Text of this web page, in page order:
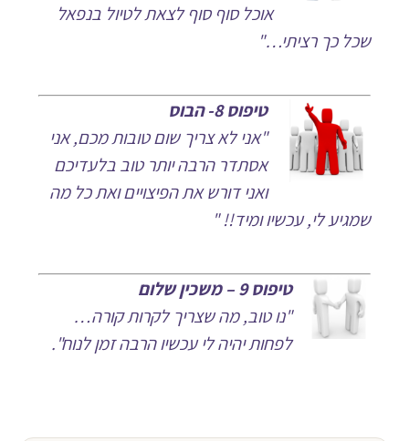
אוכל סוף סוף לצאת לטיול בנפאל
שכל כך רציתי…"
טיפוס 8- הבוס
"אני לא צריך שום טובות מכם, אני
אסתדר הרבה יותר טוב בלעדיכם
ואני דורש את הפיצויים ואת כל מה
שמגיע לי, עכשיו ומיד!! "
טיפוס 9 – משכין שלום
"נו טוב, מה שצריך לקרות קורה…
לפחות יהיה לי עכשיו הרבה זמן לנוח".